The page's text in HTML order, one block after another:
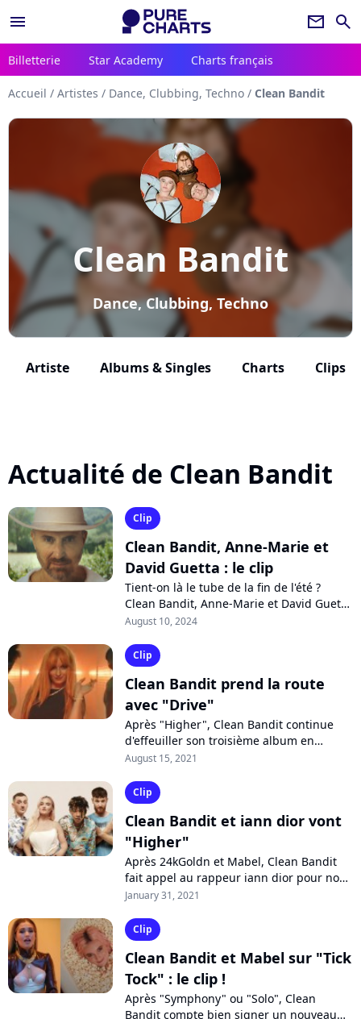
menu newsletter search
Billetterie Star Academy Charts français
Accueil / Artistes / Dance, Clubbing, Techno / Clean Bandit
Clean Bandit
Dance, Clubbing, Techno
Artiste Albums & Singles Charts Clips
Actualité de Clean Bandit
Clip
Clean Bandit, Anne-Marie et
David Guetta : le clip
Tient-on là le tube de la fin de l'été ?
Clean Bandit, Anne-Marie et David Guetta
unissent leurs forces sur "Cry Baby", un
August 10, 2024
Clip
Clean Bandit prend la route
avec "Drive"
Après "Higher", Clean Bandit continue
d'effeuiller son troisième album en
préparation. Sur "Drive", le trio fait appel
August 15, 2021
Clip
Clean Bandit et iann dior vont
"Higher"
Après 24kGoldn et Mabel, Clean Bandit
fait appel au rappeur iann dior pour nous
emmener "Higher". Découvrez leur single
January 31, 2021
Clip
Clean Bandit et Mabel sur "Tick
Tock" : le clip !
Après "Symphony" ou "Solo", Clean
Bandit compte bien signer un nouveau